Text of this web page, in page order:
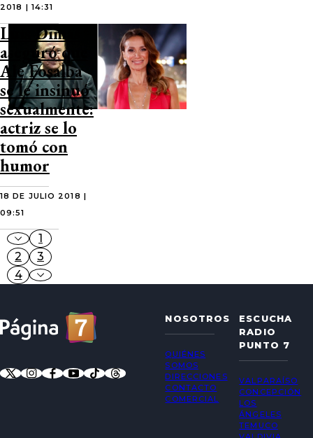
2018 | 14:31
Luis Dimas
aseguró que
Ale Fosalba
se le insinuó
sexualmente:
actriz se lo
tomó con
humor
18 DE JULIO 2018 |
09:51
1
2
3
4
NOSOTROS
QUIÉNES
SOMOS
DIRECCIONES
CONTACTO
COMERCIAL
ESCUCHA
RADIO
PUNTO 7
VALPARAÍSO
CONCEPCIÓN
LOS
ÁNGELES
TEMUCO